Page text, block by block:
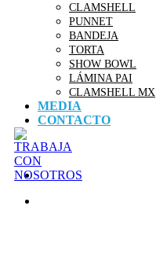
CLAMSHELL
PUNNET
BANDEJA
TORTA
SHOW BOWL
LÁMINA PAI
CLAMSHELL MX
MEDIA
CONTACTO